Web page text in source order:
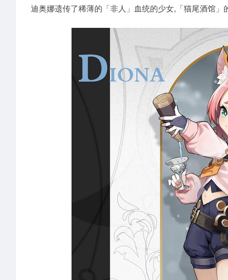
迪奥娜遗传了稀薄的「非人」血统的少女,「猫尾酒馆」